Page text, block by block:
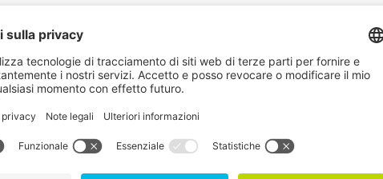
loro conoscenza pratica e tradizionale, sviluppano
attraverso corsi di formazione e personale qualificato,
, che attraverso pratiche agroecologiche e il sostegno di
il loro reddito, garantendo al contempo la tutela